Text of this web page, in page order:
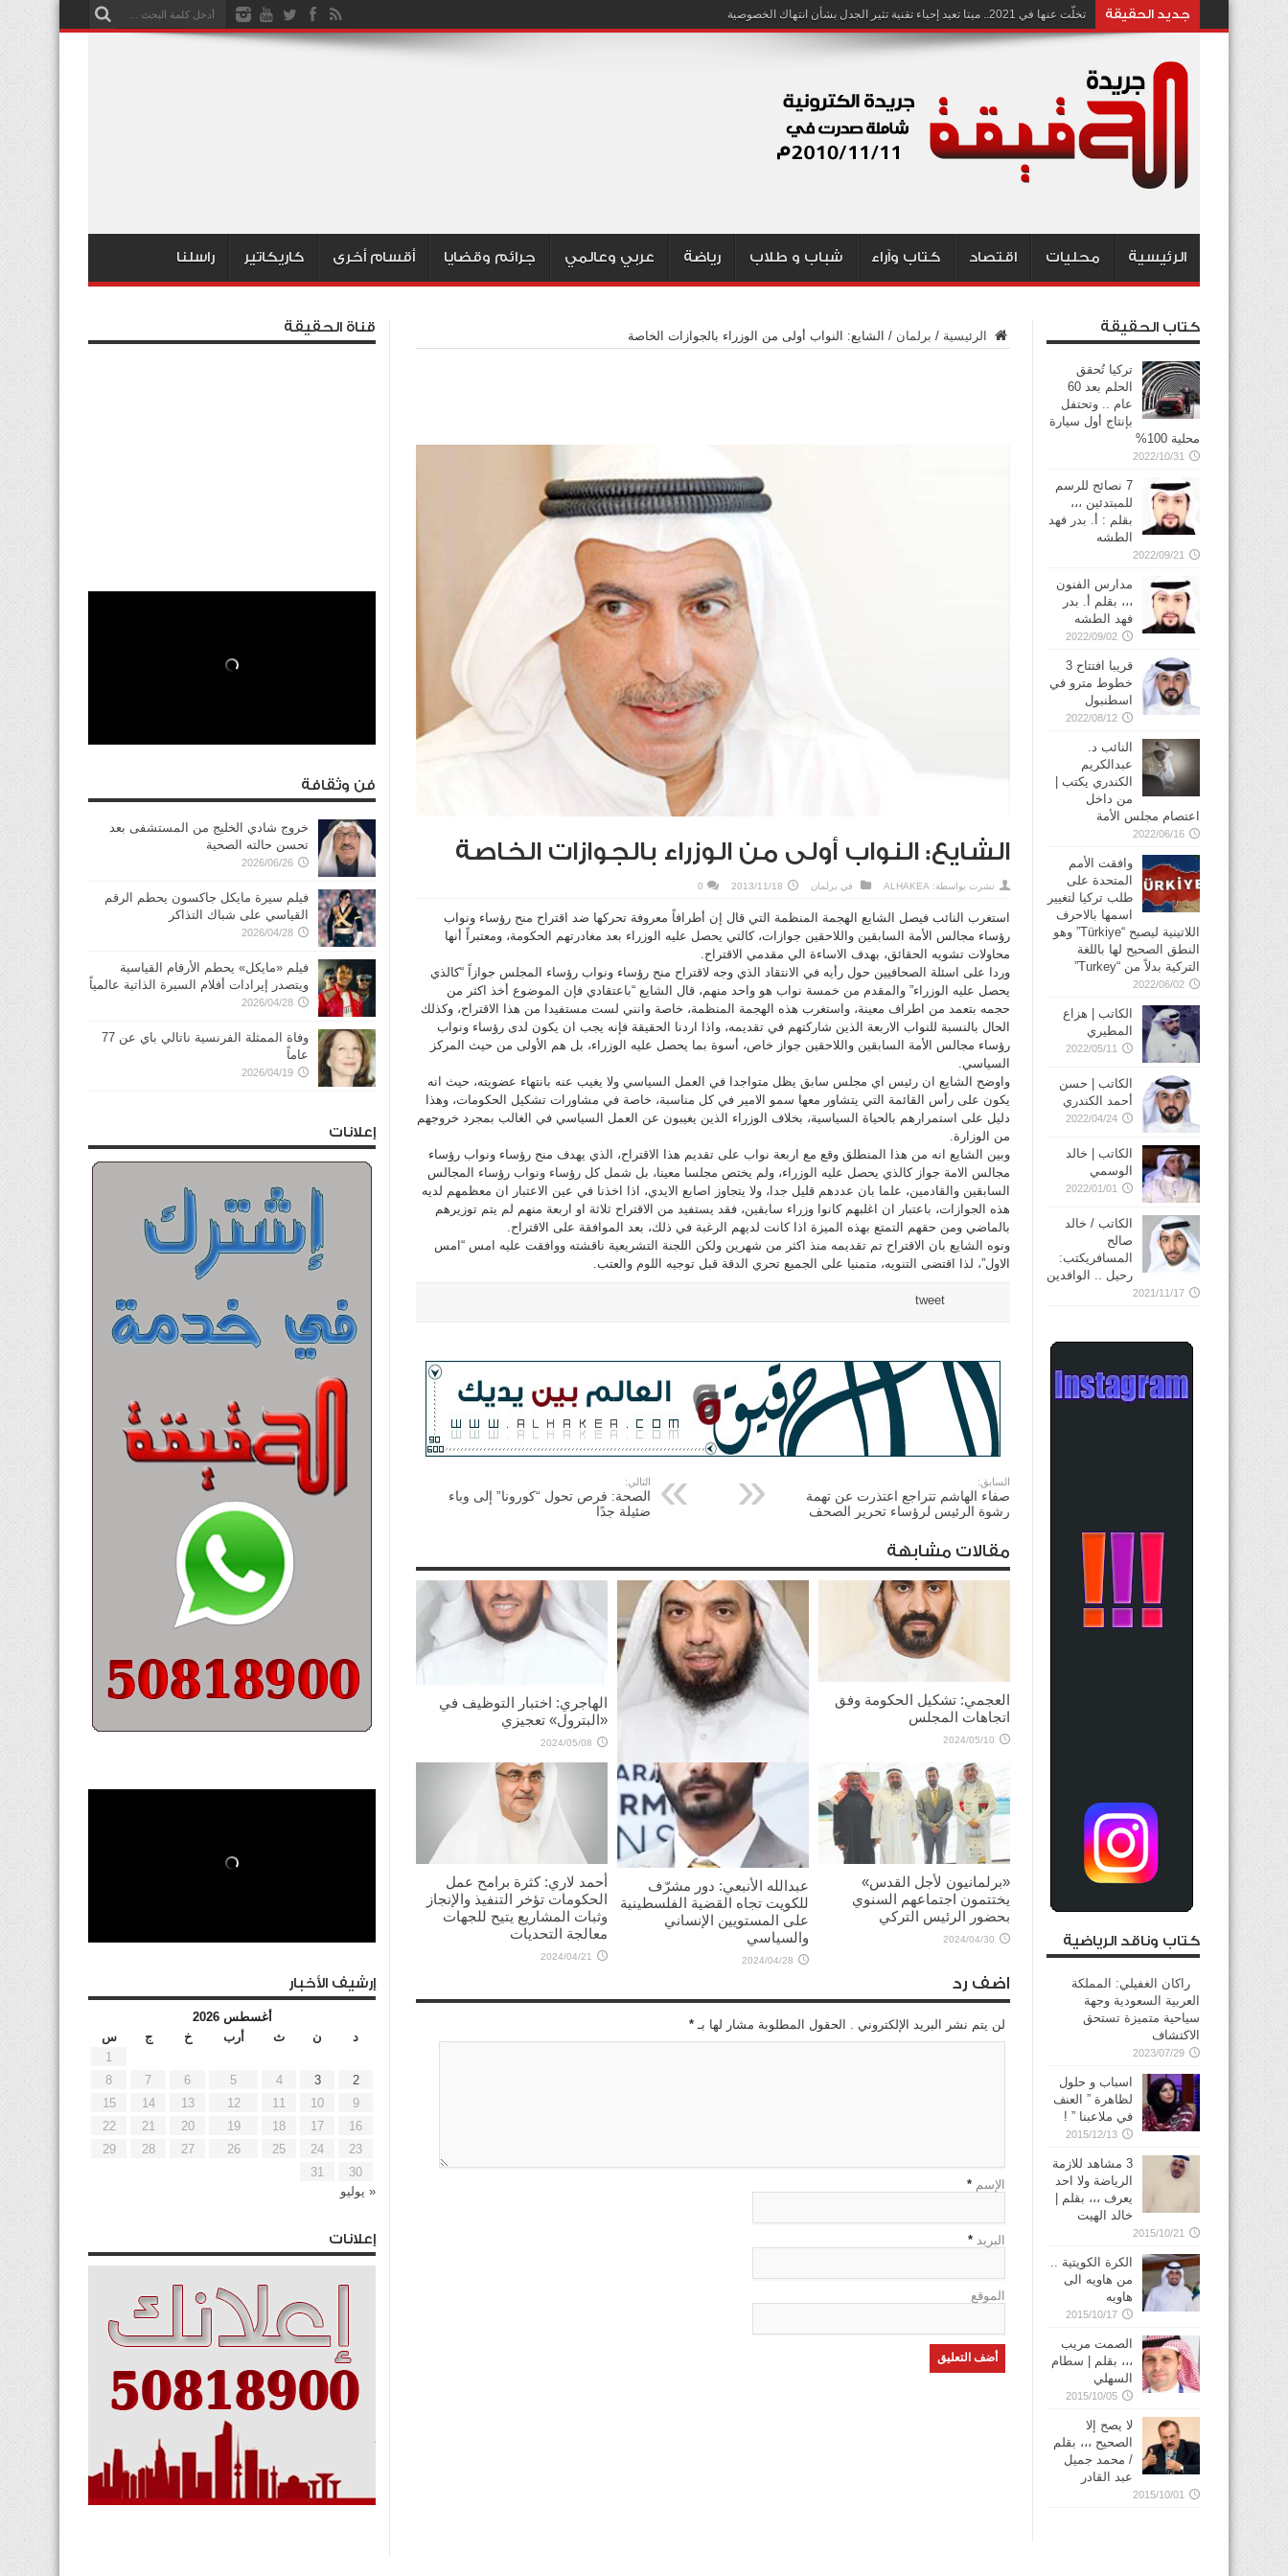
جديد الحقيقة تخلّت عنها في 2021.. ميتا تعيد إحياء تقنية تثير الجدل بشأن انتهاك الخصوصية
الرئيسية محليات اقتصاد كتاب وآراء شباب و طلاب رياضة عربي وعالمي جرائم وقضايا أقسام أخرى كاريكاتير راسلنا
الرئيسية / برلمان / الشايع: النواب أولى من الوزراء بالجوازات الخاصة
الشايع: النواب أولى من الوزراء بالجوازات الخاصة
نشرت بواسطة: ALHAKEA في برلمان 2013/11/18
0
استغرب النائب فيصل الشايع الهجمة المنظمة التي قال إن أطرافاً معروفة تحركها ضد اقتراح منح رؤساء ونواب
رؤساء مجالس الأمة السابقين واللاحقين جوازات، كالتي يحصل عليه الوزراء بعد مغادرتهم الحكومة، ومعتبراً أنها
محاولات تشويه الحقائق، بهدف الاساءة الي مقدمي الاقتراح.
وردا على اسئلة الصحافيين حول رأيه في الانتقاد الذي وجه لاقتراح منح رؤساء ونواب رؤساء المجلس جوازاً “كالذي
يحصل عليه الوزراء” والمقدم من خمسة نواب هو واحد منهم، قال الشايع “باعتقادي فإن الموضوع أخذ اكثر من
حجمه بتعمد من اطراف معينة، واستغرب هذه الهجمة المنظمة، خاصة وانني لست مستفيدا من هذا الاقتراح، وكذلك
الحال بالنسبة للنواب الاربعة الذين شاركتهم في تقديمه، واذا اردنا الحقيقة فإنه يجب ان يكون لدى رؤساء ونواب
رؤساء مجالس الأمة السابقين واللاحقين جواز خاص، أسوة بما يحصل عليه الوزراء، بل هم الأولى من حيث المركز
السياسي.
واوضح الشايع ان رئيس اي مجلس سابق يظل متواجدا في العمل السياسي ولا يغيب عنه بانتهاء عضويته، حيث انه
يكون على رأس القائمة التي يتشاور معها سمو الامير في كل مناسبة، خاصة في مشاورات تشكيل الحكومات، وهذا
دليل على استمرارهم بالحياة السياسية، بخلاف الوزراء الذين يغيبون عن العمل السياسي في الغالب بمجرد خروجهم
من الوزارة.
وبين الشايع انه من هذا المنطلق وقع مع اربعة نواب على تقديم هذا الاقتراح، الذي يهدف منح رؤساء ونواب رؤساء
مجالس الامة جواز كالذي يحصل عليه الوزراء، ولم يختص مجلسا معينا، بل شمل كل رؤساء ونواب رؤساء المجالس
السابقين والقادمين، علما بان عددهم قليل جدا، ولا يتجاوز اصابع الايدي، اذا اخذنا في عين الاعتبار ان معظمهم لديه
هذه الجوازات، باعتبار ان اغلبهم كانوا وزراء سابقين، فقد يستفيد من الاقتراح ثلاثة او اربعة منهم لم يتم توزيرهم
بالماضي ومن حقهم التمتع بهذه الميزة اذا كانت لديهم الرغبة في ذلك، بعد الموافقة على الاقتراح.
ونوه الشايع بان الاقتراح تم تقديمه منذ اكثر من شهرين ولكن اللجنة التشريعية ناقشته ووافقت عليه امس “امس
الاول”، لذا اقتضى التنويه، متمنيا على الجميع تحري الدقة قبل توجيه اللوم والعتب.
tweet
السابق:
صفاء الهاشم تتراجع اعتذرت عن تهمة
رشوة الرئيس لرؤساء تحرير الصحف
التالي:
الصحة: فرص تحول “كورونا” إلى وباء
ضئيلة جدًا
مقالات مشابهة
العجمي: تشكيل الحكومة وفق
اتجاهات المجلس
2024/05/10
محمد الداهوم: هموم المواطنين
إصلاح الطرق و«الصحة»
2024/05/10
الهاجري: اختبار التوظيف في
«البترول» تعجيزي
2024/05/08
«برلمانيون لأجل القدس»
يختتمون اجتماعهم السنوي
بحضور الرئيس التركي
2024/04/30
عبدالله الأنبعي: دور مشرّف
للكويت تجاه القضية الفلسطينية
على المستويين الإنساني
والسياسي
2024/04/28
أحمد لاري: كثرة برامح عمل
الحكومات تؤخر التنفيذ والإنجاز
وثبات المشاريع يتيح للجهات
معالجة التحديات
2024/04/21
اضف رد
لن يتم نشر البريد الإلكتروني . الحقول المطلوبة مشار لها بـ *
الإسم *
البريد *
الموقع
كتاب الحقيقة
تركيا تُحقق
الحلم بعد 60
عام .. وتحتفل
بإنتاج أول سيارة
محلية 100%
2022/10/31
7 نصائح للرسم
للمبتدئين ،،،
بقلم : أ. بدر فهد
الطشه
2022/09/21
مدارس الفنون
،،، بقلم أ. بدر
فهد الطشه
2022/09/02
قريبا افتتاح 3
خطوط مترو في
2022/08/12
النائب د.
عبدالكريم
الكندري يكتب |
من داخل
اعتصام مجلس الأمة
2022/06/16
وافقت الأمم
المتحدة على
طلب تركيا لتغيير
اسمها بالاحرف
اللاتينية ليصبح “Türkiye” وهو
النطق الصحيح لها باللغة
التركية بدلاً من “Turkey”
2022/06/02
الكاتب | هزاع
المطيري
2022/05/11
الكاتب | حسن
أحمد الكندري
2022/04/24
الكاتب | خالد
الوسمي
2022/01/01
الكاتب / خالد
صالح
المسافريكتب:
رحيل .. الوافدين
2021/11/17
كتاب وناقد الرياضية
راكان الغفيلي: المملكة
العربية السعودية وجهة
سياحية متميزة تستحق
الاكتشاف
2023/07/29
اسباب و حلول
لظاهرة ” العنف
في ملاعبنا ” !
2015/12/13
3 مشاهد للازمة
الرياضة ولا احد
يعرف ،،، بقلم |
خالد الهيت
2015/10/21
الكرة الكويتية ..
من هاويه الى
هاويه
2015/10/17
الصمت مريب
،،، بقلم | سطام
السهلي
2015/10/05
لا يصح إلا
الصحيح ،،، بقلم
/ محمد جميل
عبد القادر
2015/10/01
قناة الحقيقة
فن وثقافة
خروج شادي الخليج من المستشفى بعد
تحسن حالته الصحية
2026/06/26
فيلم سيرة مايكل جاكسون يحطم الرقم
القياسي على شباك التذاكر
2026/04/28
فيلم «مايكل» يحطم الأرقام القياسية
ويتصدر إيرادات أفلام السيرة الذاتية عالمياً
2026/04/28
وفاة الممثلة الفرنسية ناتالي باي عن 77
عاماً
2026/04/19
إعلانات
إرشيف الأخبار
أغسطس 2026
د
ن ث أرب خ ج
س
1
2
3
4
5
6
7
8
9
10
11
12
13
14
15
16
17
18
19
20
21
22
23
24
25
26
27
28
29
30
31
« يوليو
إعلانات